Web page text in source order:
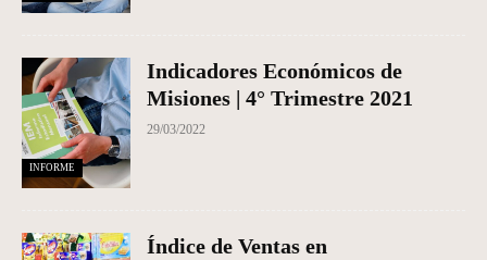
INFORME
Indicadores Económicos de
Misiones | 4° Trimestre 2021
29/03/2022
Índice de Ventas en